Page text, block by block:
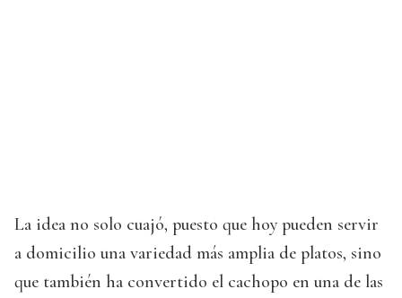
La idea no solo cuajó, puesto que hoy pueden servir
a domicilio una variedad más amplia de platos, sino
que también ha convertido el cachopo en una de las